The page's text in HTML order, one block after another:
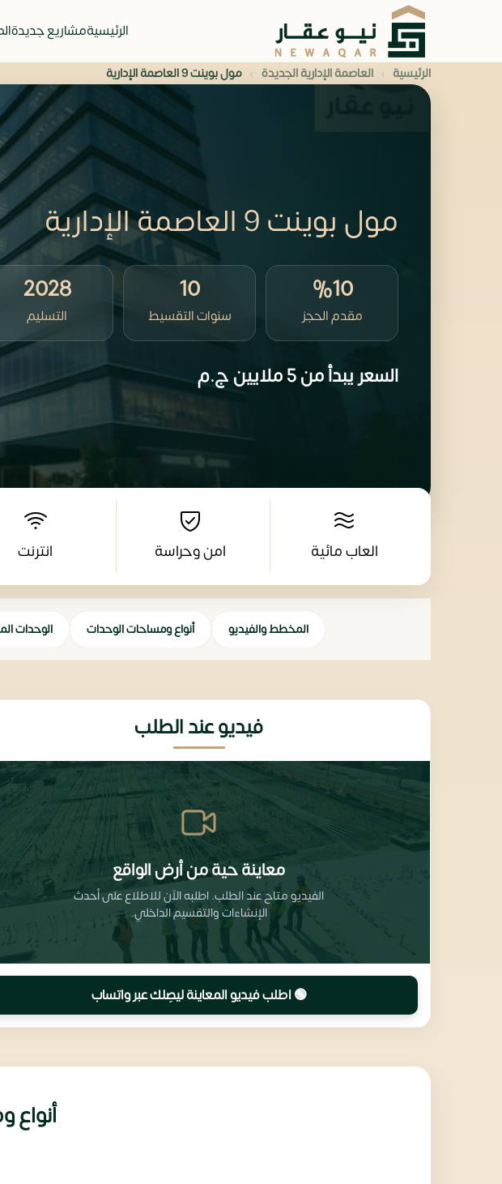
الرئيسيةمشاريع جديدة
الرئيسية › العاصمة الإدارية الجديدة › مول بوينت 9 العاصمة الإدارية
مول بوينت 9 العاصمة الإدارية
%10
مقدم الحجز
10
سنوات التقسيط
2028
التسليم
السعر يبدأ من5 ملايين ج.م
العاب مائية امن وحراسة انترنت
المخطط والفيديو أنواع ومساحات الوحدات الوحدات
فيديو عند الطلب
معاينة حية من أرض الواقع
الفيديو متاح عند الطلب. اطلبه الآن للاطلاع على أحدث
الإنشاءات والتقسيم الداخلي.
🟢 اطلب فيديو المعاينة ليصِلك عبر واتساب
أنواع